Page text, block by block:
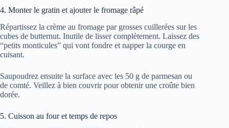
4. Monter le gratin et ajouter le fromage râpé
Répartissez la crème au fromage par grosses cuillerées sur les
cubes de butternut. Inutile de lisser complètement. Laissez des
“petits monticules” qui vont fondre et napper la courge en
cuisant.
Saupoudrez ensuite la surface avec les 50 g de parmesan ou
de comté. Veillez à bien couvrir pour obtenir une croûte bien
dorée.
5. Cuisson au four et temps de repos